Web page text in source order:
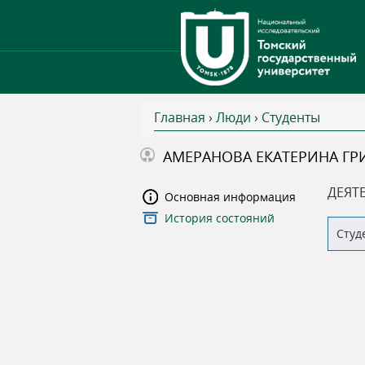
В
ы
з
Главная › Люди › Студенты
АМЕРАНОВА ЕКАТЕРИНА
Основная информация
История состояний